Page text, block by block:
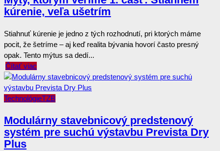
kúrenie, veľa ušetrím
Stiahnuť kúrenie je jedno z tých rozhodnutí, pri ktorých máme
pocit, že šetríme – aj keď realita bývania hovorí často presný
opak. Tento mýtus sa dedí...
Čítať viac
TechnológieTZB
Modulárny stavebnicový predstenový
systém pre suchú výstavbu Prevista Dry
Plus